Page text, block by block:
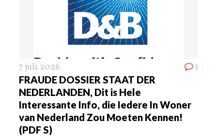
7 juli 2026 1
FRAUDE DOSSIER STAAT DER
NEDERLANDEN, Dit is Hele
Interessante Info, die Iedere In Woner
van Nederland Zou Moeten Kennen!
(PDF S)